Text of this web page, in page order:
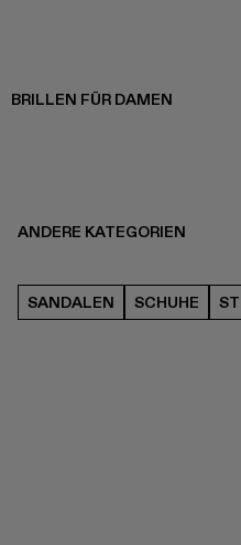
BRILLEN FÜR DAMEN
ANDERE KATEGORIEN
SANDALEN SCHUHE